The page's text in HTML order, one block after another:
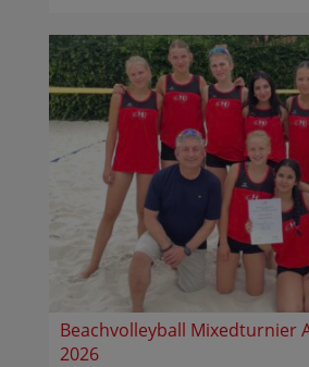
Beachvolleyball Mixedturnier
2026